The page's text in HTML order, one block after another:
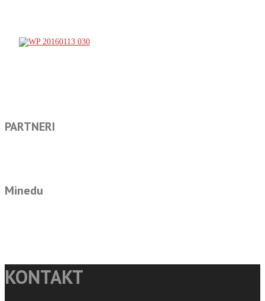
PARTNERI
Minedu
KONTAKT